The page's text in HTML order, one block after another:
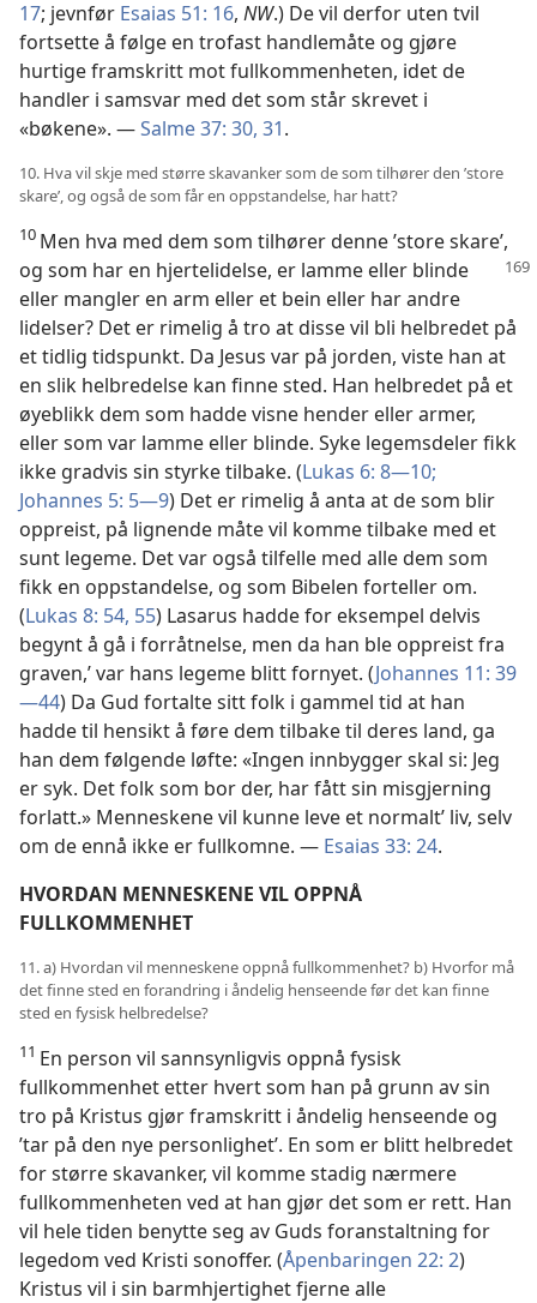
17; jevnfør Esaias 51: 16, NW.) De vil derfor uten tvil
fortsette å følge en trofast handlemåte og gjøre
hurtige framskritt mot fullkommenheten, idet de
handler i samsvar med det som står skrevet i
«bøkene». —Salme 37: 30, 31.
10. Hva vil skje med større skavanker som de som tilhører den ’store
skare’, og også de som får en oppstandelse, har hatt?
10 Men hva med dem som tilhører denne ’store skare’,
og som har en hjertelidelse, er lamme eller blinde
eller mangler en arm eller et bein eller har andre
lidelser? Det er rimelig å tro at disse vil bli helbredet på
et tidlig tidspunkt. Da Jesus var på jorden, viste han at
en slik helbredelse kan finne sted. Han helbredet på et
øyeblikk dem som hadde visne hender eller armer,
eller som var lamme eller blinde. Syke legemsdeler fikk
ikke gradvis sin styrke tilbake. (Lukas 6: 8—10;
Johannes 5: 5—9) Det er rimelig å anta at de som blir
oppreist, på lignende måte vil komme tilbake med et
sunt legeme. Det var også tilfelle med alle dem som
fikk en oppstandelse, og som Bibelen forteller om.
(Lukas 8: 54, 55) Lasarus hadde for eksempel delvis
begynt å gå i forråtnelse, men da han ble oppreist fra
graven,’ var hans legeme blitt fornyet. (Johannes 11: 39
—44) Da Gud fortalte sitt folk i gammel tid at han
hadde til hensikt å føre dem tilbake til deres land, ga
han dem følgende løfte: «Ingen innbygger skal si: Jeg
er syk. Det folk som bor der, har fått sin misgjerning
forlatt.» Menneskene vil kunne leve et normalt’ liv, selv
om de ennå ikke er fullkomne. — Esaias 33: 24.
HVORDAN MENNESKENE VIL OPPNÅ
FULLKOMMENHET
11. a) Hvordan vil menneskene oppnå fullkommenhet? b) Hvorfor må
det finne sted en forandring i åndelig henseende før det kan finne
sted en fysisk helbredelse?
11 En person vil sannsynligvis oppnå fysisk
fullkommenhet etter hvert som han på grunn av sin
tro på Kristus gjør framskritt i åndelig henseende og
’tar på den nye personlighet’. En som er blitt helbredet
for større skavanker, vil komme stadig nærmere
fullkommenheten ved at han gjør det som er rett. Han
vil hele tiden benytte seg av Guds foranstaltning for
legedom ved Kristi sonoffer. (Åpenbaringen 22: 2)
Kristus vil i sin barmhjertighet fjerne alle